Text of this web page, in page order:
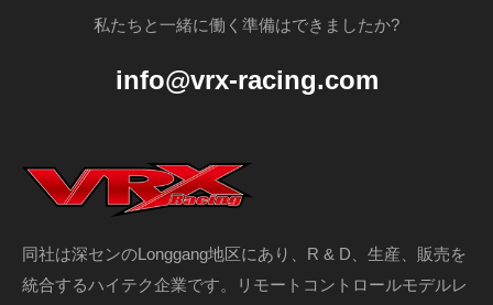
私たちと一緒に働く準備はできましたか?
info@vrx-racing.com
同社は深センのLonggang地区にあり、R & D、生産、販売を
統合するハイテク企業です。リモートコントロールモデルレ